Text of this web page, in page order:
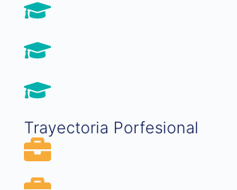
Trayectoria Porfesional